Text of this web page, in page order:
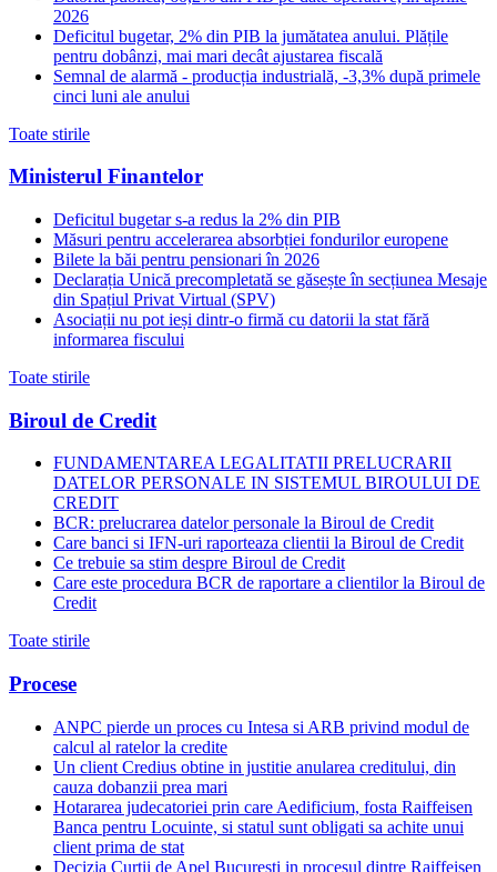
2026
Deficitul bugetar, 2% din PIB la jumătatea anului. Plățile
pentru dobânzi, mai mari decât ajustarea fiscală
Semnal de alarmă - producția industrială, -3,3% după primele
cinci luni ale anului
Toate stirile
Ministerul Finantelor
Deficitul bugetar s-a redus la 2% din PIB
Măsuri pentru accelerarea absorbției fondurilor europene
Bilete la băi pentru pensionari în 2026
Declarația Unică precompletată se găsește în secțiunea Mesaje
din Spațiul Privat Virtual (SPV)
Asociații nu pot ieși dintr-o firmă cu datorii la stat fără
informarea fiscului
Toate stirile
Biroul de Credit
FUNDAMENTAREA LEGALITATII PRELUCRARII
DATELOR PERSONALE IN SISTEMUL BIROULUI DE
CREDIT
BCR: prelucrarea datelor personale la Biroul de Credit
Care banci si IFN-uri raporteaza clientii la Biroul de Credit
Ce trebuie sa stim despre Biroul de Credit
Care este procedura BCR de raportare a clientilor la Biroul de
Credit
Toate stirile
Procese
ANPC pierde un proces cu Intesa si ARB privind modul de
calcul al ratelor la credite
Un client Credius obtine in justitie anularea creditului, din
cauza dobanzii prea mari
Hotararea judecatoriei prin care Aedificium, fosta Raiffeisen
Banca pentru Locuinte, si statul sunt obligati sa achite unui
client prima de stat
Decizia Curtii de Apel Bucuresti in procesul dintre Raiffeisen